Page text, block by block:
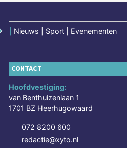
Nieuws | Sport | Evenementen
CONTACT
Hoofdvestiging:
van Benthuizenlaan 1
1701 BZ Heerhugowaard
072 8200 600
redactie@xyto.nl